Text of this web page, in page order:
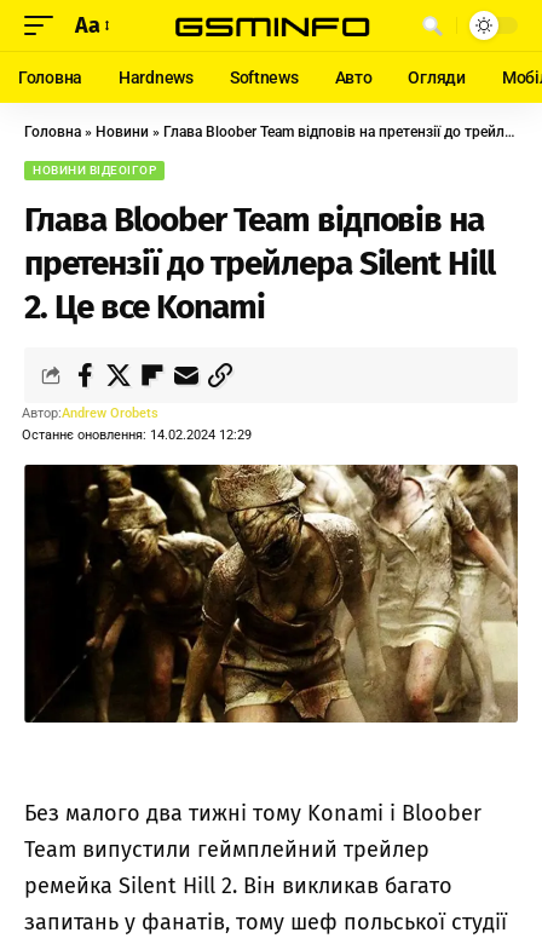
Aa
Головна Hardnews Softnews Авто Огляди
Головна » Новини » Глава Bloober Team відповів на претензії до трейлера Silent Hill 2. Це все Konami
НОВИНИ ВІДЕОІГОР
Глава Bloober Team відповів на
претензії до трейлера Silent Hill
2. Це все Konami
Останнє оновлення: 14.02.2024 12:29
Автор:Andrew Orobets
Без малого два тижні тому Konami і Bloober
Team випустили геймплейний трейлер
ремейка Silent Hill 2. Він викликав багато
запитань у фанатів, тому шеф польської студії